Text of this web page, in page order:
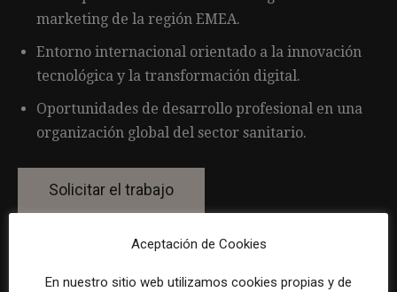
marketing de la región EMEA.
Entorno internacional orientado a la innovación
tecnológica y la transformación digital.
Oportunidades de desarrollo profesional en una
organización global del sector sanitario.
Por favor, para solicitar este trabajo visita
www.linkedin.com.
Aceptación de Cookies
En nuestro sitio web utilizamos cookies propias y de